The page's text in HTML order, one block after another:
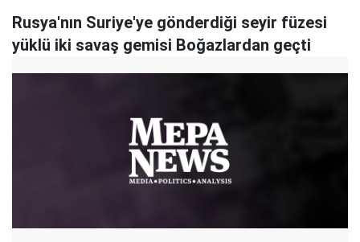
Rusya'nın Suriye'ye gönderdiği seyir füzesi
yüklü iki savaş gemisi Boğazlardan geçti